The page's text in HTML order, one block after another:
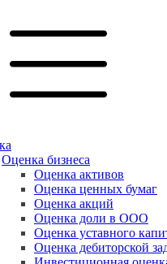
Оценка бизнеса
Оценка активов
Оценка ценных бумаг
Оценка акций
Оценка доли в ООО
Оценка уставного
Оценка дебиторской